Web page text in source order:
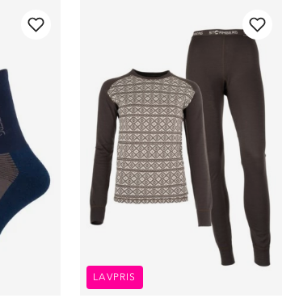
LAVPRIS